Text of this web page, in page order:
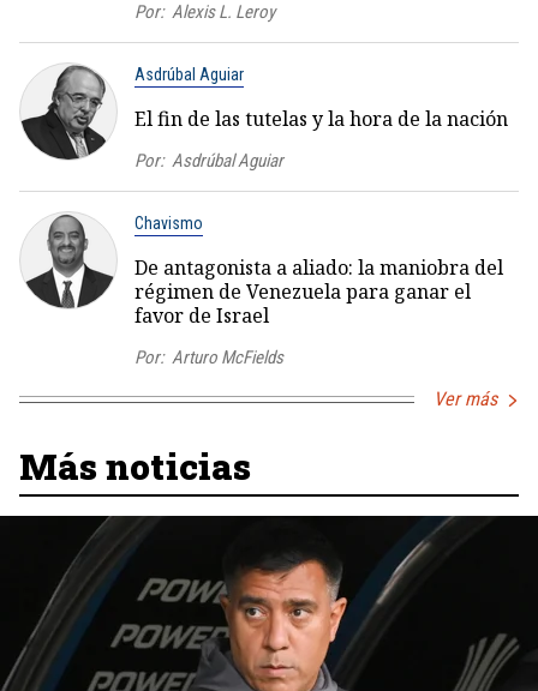
Por: Alexis L. Leroy
Asdrúbal Aguiar
El fin de las tutelas y la hora de la nación
Por: Asdrúbal Aguiar
Chavismo
De antagonista a aliado: la maniobra del
régimen de Venezuela para ganar el
favor de Israel
Por: Arturo McFields
Ver más
Más noticias